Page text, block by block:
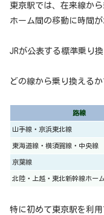
東京駅では、在来線か
ホーム間の移動に時間が
JRが公表する標準乗り
どの線から乗り換える
路線
山手線・京浜東北線
東海道線・横須賀線・中央線
京葉線
北陸・上越・東北新幹線ホー
特に初めて東京駅を利